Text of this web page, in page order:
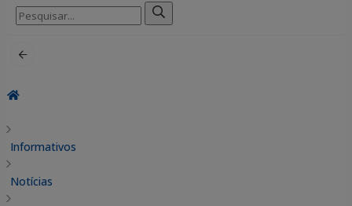
Pesquisar
por:
Informativos
Notícias